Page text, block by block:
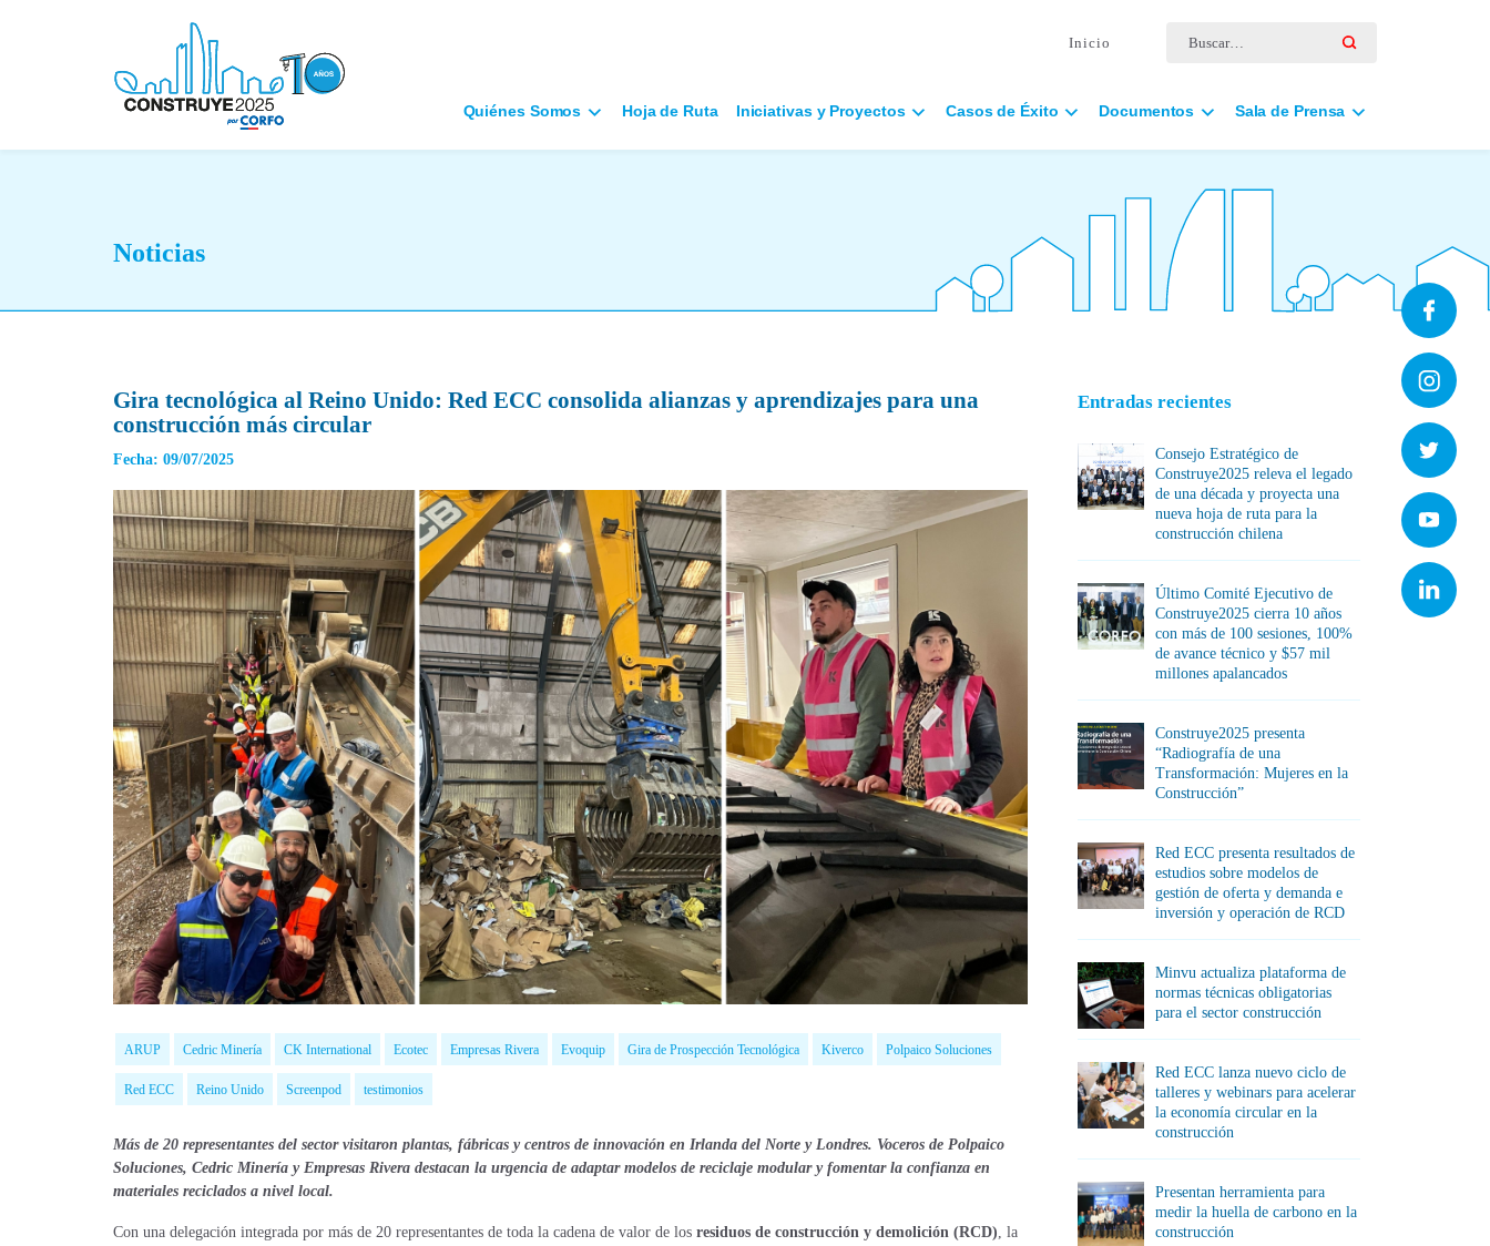
Buscar por:
Inicio
Quiénes Somos Hoja de Ruta Iniciativas y Proyectos Casos de Éxito Documentos Sala de Prensa
Noticias
Gira tecnológica al Reino Unido: Red ECC consolida alianzas y aprendizajes para una
construcción más circular
Fecha: 09/07/2025
ARUP Cedric Minería CK International Ecotec Empresas Rivera Evoquip Gira de Prospección Tecnológica Kiverco Polpaico Soluciones
Red ECC Reino Unido Screenpod testimonios
Más de 20 representantes del sector visitaron plantas, fábricas y centros de innovación en Irlanda del Norte y Londres. Voceros de Polpaico
Soluciones, Cedric Minería y Empresas Rivera destacan la urgencia de adaptar modelos de reciclaje modular y fomentar la confianza en
materiales reciclados a nivel local.
Con una delegación integrada por más de 20 representantes de toda la cadena de valor de los residuos de construcción y demolición (RCD), la
Entradas recientes
Consejo Estratégico de
Construye2025 releva el legado
de una década y proyecta una
nueva hoja de ruta para la
construcción chilena
Último Comité Ejecutivo de
Construye2025 cierra 10 años
con más de 100 sesiones, 100%
de avance técnico y $57 mil
millones apalancados
Construye2025 presenta
“Radiografía de una
Transformación: Mujeres en la
Construcción”
Red ECC presenta resultados de
estudios sobre modelos de
gestión de oferta y demanda e
inversión y operación de RCD
Minvu actualiza plataforma de
normas técnicas obligatorias
para el sector construcción
Red ECC lanza nuevo ciclo de
talleres y webinars para acelerar
la economía circular en la
construcción
Presentan herramienta para
medir la huella de carbono en la
construcción